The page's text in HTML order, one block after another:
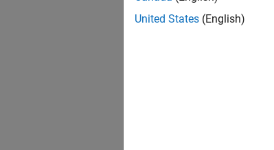
United States (English)